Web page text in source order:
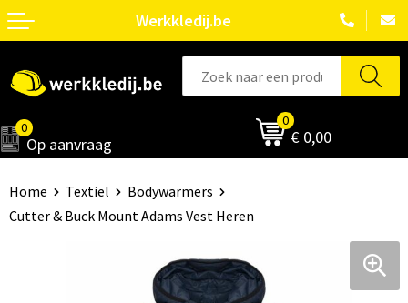
Werkkledij.be
0
Op aanvraag
0
€ 0,00
Home Textiel
Bodywarmers
Cutter & Buck Mount Adams Vest Heren